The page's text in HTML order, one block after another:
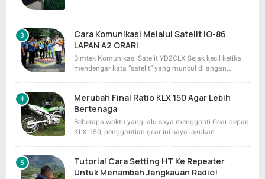
Cara Komunikasi Melalui Satelit IO-86
LAPAN A2 ORARI
Bimtek Komunikasi Satelit YD2CLX Sejak kecil ketika
mendengar kata “satelit” yang muncul di angan…
Merubah Final Ratio KLX 150 Agar Lebih
Bertenaga
Beberapa waktu yang lalu saya mengganti Gear depan
KLX 150, penggantian gear ini saya lakukan …
Tutorial Cara Setting HT Ke Repeater
Untuk Menambah Jangkauan Radio!